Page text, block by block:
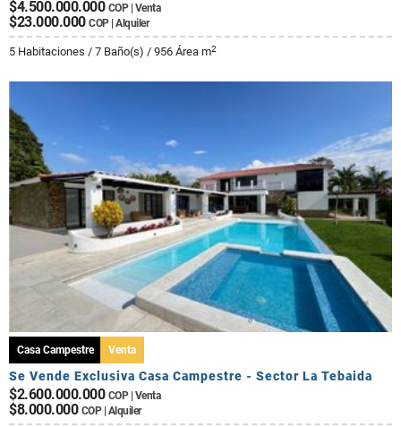
$4.500.000.000 COP | Venta
$23.000.000 COP | Alquiler
5 Habitaciones / 7 Baño(s) / 956 Área m2
Casa Campestre Venta
Se Vende Exclusiva Casa Campestre - Sector La Tebaida
$2.600.000.000 COP | Venta
$8.000.000 COP | Alquiler